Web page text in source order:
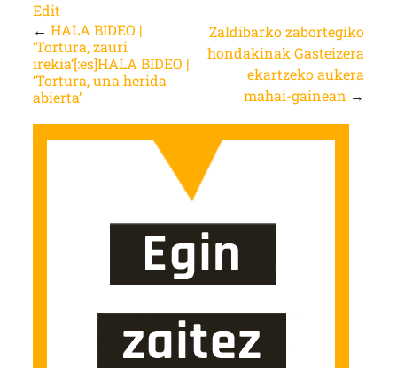
Edit
← HALA BIDEO |
‘Tortura, zauri
irekia’[:es]HALA BIDEO |
‘Tortura, una herida
abierta’
Zaldibarko zabortegiko
hondakinak Gasteizera
ekartzeko aukera
mahai-gainean →